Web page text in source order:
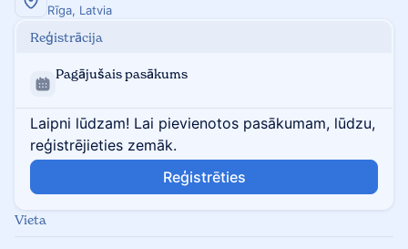
Rīga, Latvia
Reģistrācija
Pagājušais pasākums
Laipni lūdzam! Lai pievienotos pasākumam, lūdzu,
reģistrējieties zemāk.
Reģistrēties
Vieta